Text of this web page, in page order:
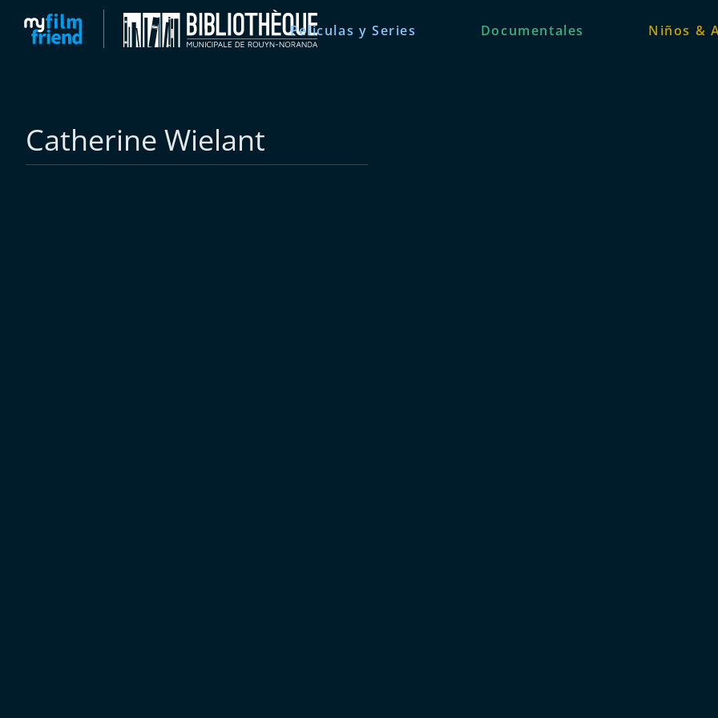
Películas y Series Documentales Niños &
Catherine Wielant